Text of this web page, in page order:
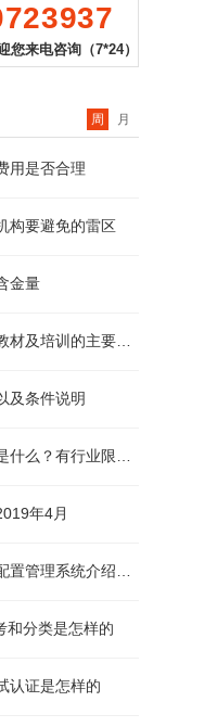
您来电咨询（7*24）
周 月
用是否合理
构要避免的雷区
金量
及条件说明
年4月
和分类是怎样的
认证是怎样的